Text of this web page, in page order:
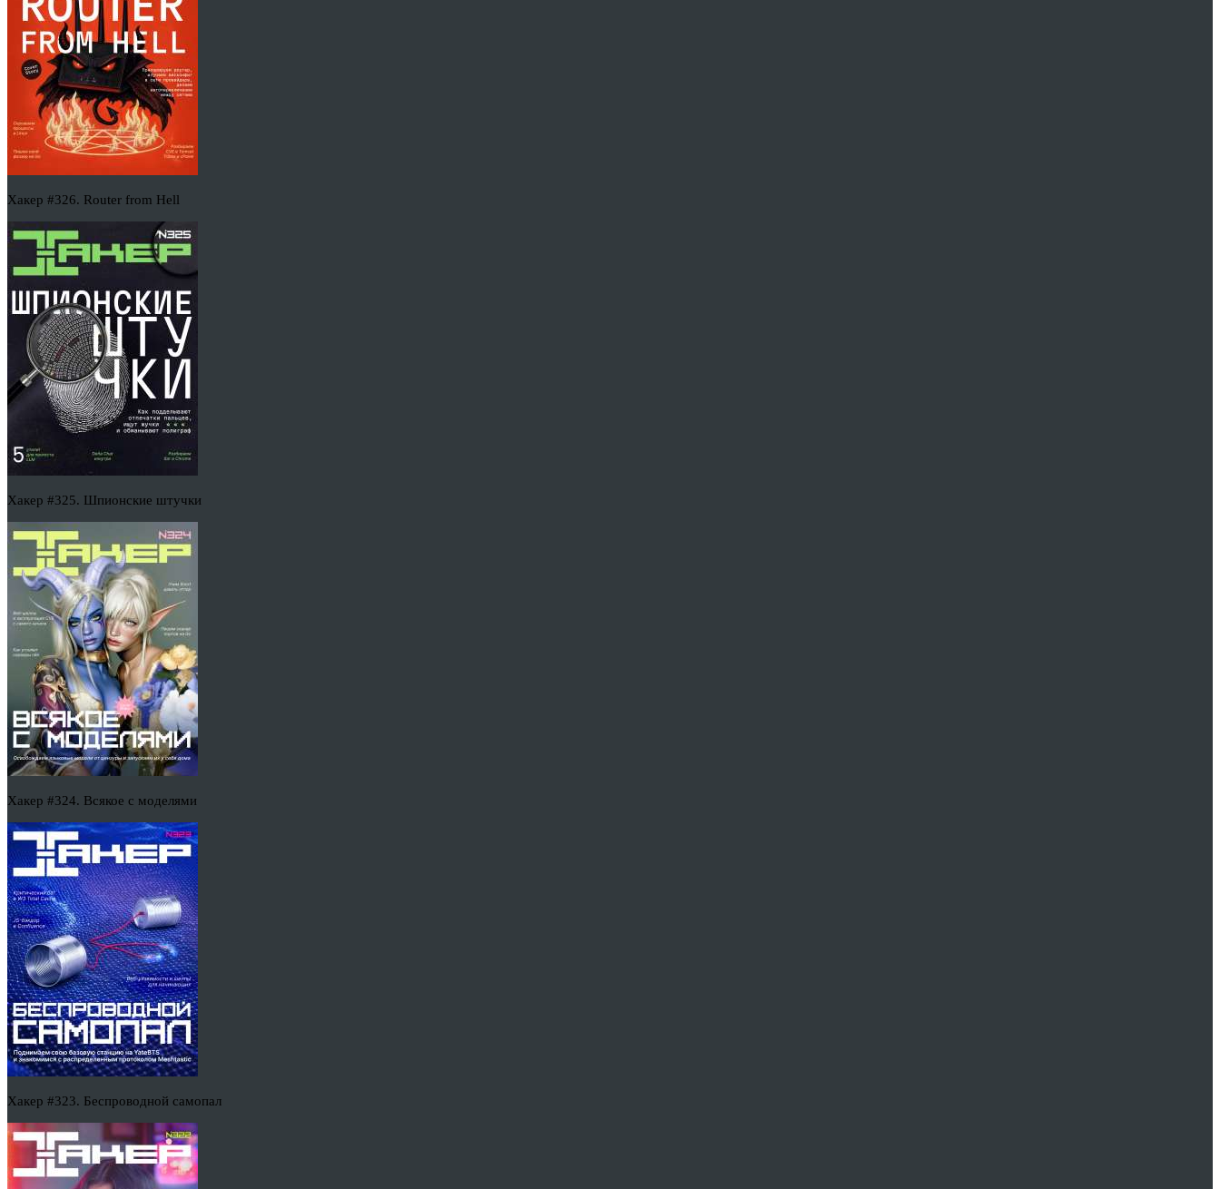
Хакер #326. Router from Hell
Хакер #325. Шпионские штучки
Хакер #324. Всякое с моделями
Хакер #323. Беспроводной самопал